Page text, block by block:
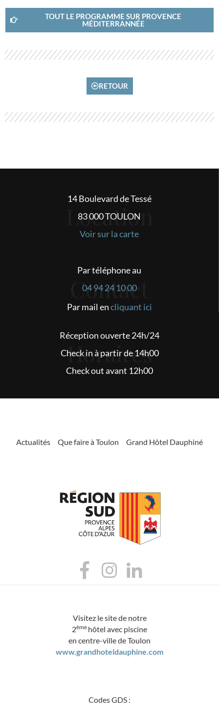
TOUT LE PROGRAMME SUR PROVENCE
MÉDITERRANNÉE
RETOUR
Location
14 Boulevard de Tessé
83 000 TOULON
Voir sur la carte
Contact
Par téléphone au
04 94 24 10 00
Par mail encliquant ici
Horaires
Réception ouverte 24h/24
Check in à partir de 14h00
Check out avant 12h00
Actualités Que faire à Toulon Grand Hôtel Dauphiné
Visitez le site de notre
2ème hôtel avec piscine
en centre-ville de Toulon
www.grandhoteldauphine.com
Codes GDS :